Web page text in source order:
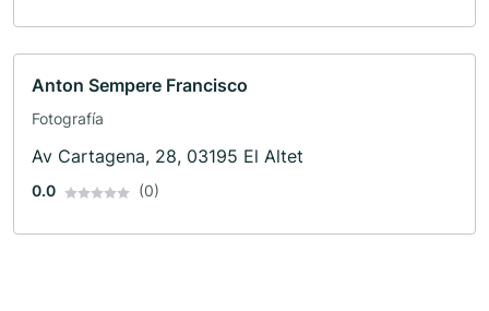
Anton Sempere Francisco
Fotografía
Av Cartagena, 28, 03195 El Altet
0.0 (0)